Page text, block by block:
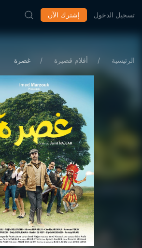
إشترك الآن تسجيل الدخول
الرئيسية أفلام قصيرة غصرة